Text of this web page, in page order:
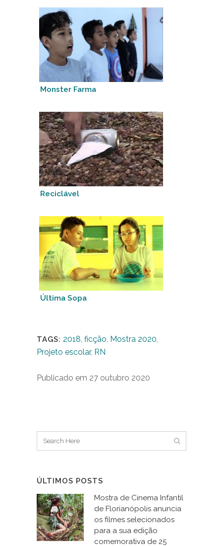
Monster Farma
Reciclável
Última Sopa
TAGS: 2018, ficção, Mostra 2020,
Projeto escolar, RN
Publicado em 27 outubro 2020
ÚLTIMOS POSTS
Mostra de Cinema Infantil
de Florianópolis anuncia
os filmes selecionados
para a sua edição
comemorativa de 25